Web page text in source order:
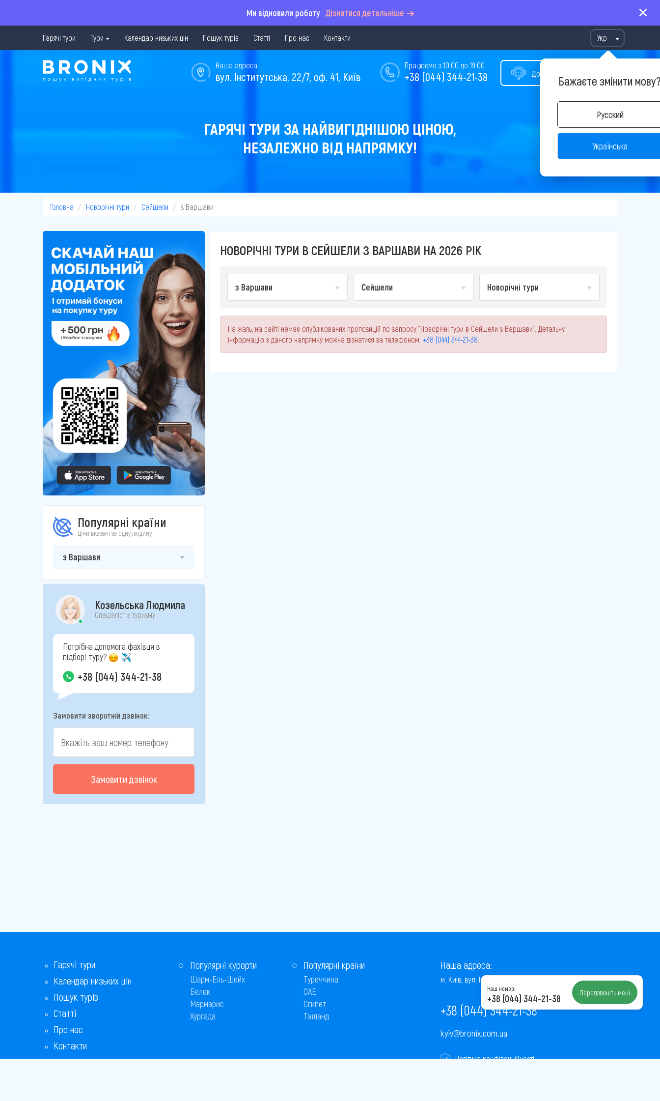
Ми відновили роботу Дізнатися детальніше
Гарячі тури Тури Календар низьких цін Пошук турів Статті Про нас Контакти Укр
Бажаєте змінити
Русский
Українська
Допомога у виборі туру
Працюємо з 10:00 до 19:00
+38 (044) 344-21-38
Наша адреса
вул. Інститутська, 22/7, оф. 41, Київ
ГАРЯЧІ ТУРИ ЗА НАЙВИГІДНІШОЮ ЦІНОЮ,
НЕЗАЛЕЖНО ВІД НАПРЯМКУ!
Головна Новорічні тури Сейшели з Варшави
Популярні країни
Ціни вказані за одну людину
з Варшави
Козельська Людмила
Спеціаліст з туризму
Потрібна допомога фахівця в
підборі туру?
+38 (044) 344-21-38
Замовити зворотній дзвінок:
Замовити дзвінок
НОВОРІЧНІ ТУРИ В СЕЙШЕЛИ З ВАРШАВИ НА 2026 РІК
з Варшави Сейшели Новорічні тури
На жаль, на сайті немає опублікованих пропозицій по запросу "Новорічні тури в Сейшели з Варшави". Детальну
інформацію з даного напрямку можна дізнатися за телефоном: +38 (044) 344-21-38
Гарячі тури
Календар низьких цін
Пошук турів
Статті
Про нас
Контакти
Бонусна програма
Популярні курорти
Шарм-Ель-Шейх
Белек
Мармарис
Хургада
Популярні країни
Туреччина
ОАЕ
Єгипет
Таїланд
Наша адреса:
м. Київ, вул. Інститутська, 22/7, оф. 41
+38 (044) 344-21-38
kyiv@bronix.com.ua
Політика конфіденційності
Наш номер:
+38 (044) 344-21-38 Передзвоніть мені